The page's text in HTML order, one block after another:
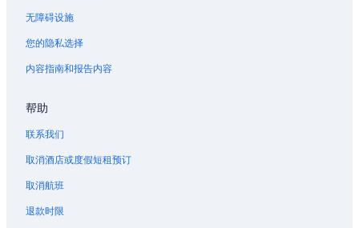
无障碍设施
您的隐私选择
内容指南和报告内容
帮助
联系我们
取消酒店或度假短租预订
取消航班
退款时限